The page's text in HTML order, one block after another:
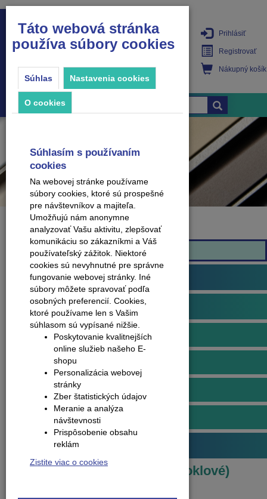
PRODUKTY
Prihlásiť
Registrovať
Nákupný košík
Značka
Effector
Podlahové profily
Obvodové lišty (soklové)
Lišty soklové plastové
Doplnky k plastovým lištám
Lišty soklové hliníkové
Doplnky k hliníkovým lištám
Príslušenstvo k podlahám
Produkty Obvodové lišty (soklové)
Táto webová stránka
používa súbory cookies
Súhlas Nastavenia cookies
O cookies
Súhlasím s používaním
cookies
Na webovej stránke používame
súbory cookies, ktoré sú prospešné
pre návštevníkov a majiteľa.
Umožňujú nám anonymne
analyzovať Vašu aktivitu, zlepšovať
komunikáciu so zákazníkmi a Váš
používateľský zážitok. Niektoré
cookies sú nevyhnutné pre správne
fungovanie webovej stránky. Iné
súbory môžete spravovať podľa
osobných preferencií. Cookies,
ktoré používame len s Vašim
súhlasom sú vypísané nižšie.
Poskytovanie kvalitnejších
online služieb našeho E-
shopu
Personalizácia webovej
stránky
Zber štatistických údajov
Meranie a analýza
návštevnosti
Prispôsobenie obsahu
reklám
Zistite viac o cookies